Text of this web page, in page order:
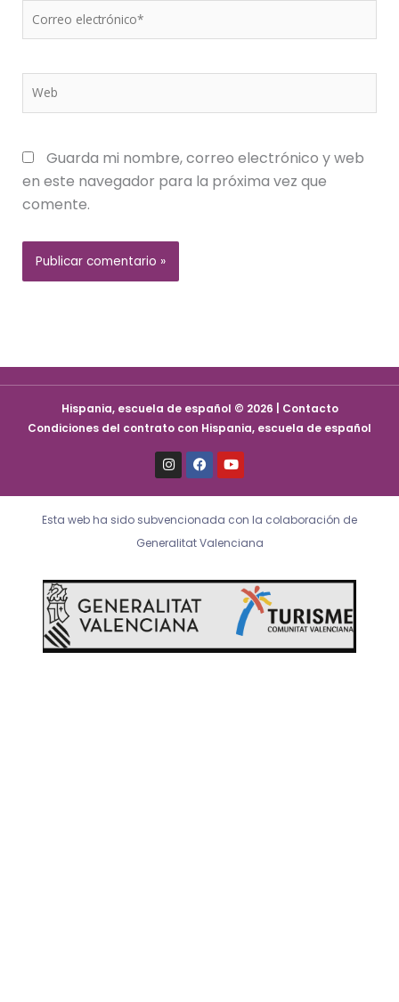
Correo
electrónico*
Web
Guarda mi nombre, correo electrónico y web
en este navegador para la próxima vez que
comente.
Hispania, escuela de español © 2026 | Contacto
Condiciones del contrato con Hispania, escuela de español
I
n
s
t
g
r
a
F
a
c
e
o
o
k
Y
o
u
t
b
e
Esta web ha sido subvencionada con la colaboración de
Generalitat Valenciana